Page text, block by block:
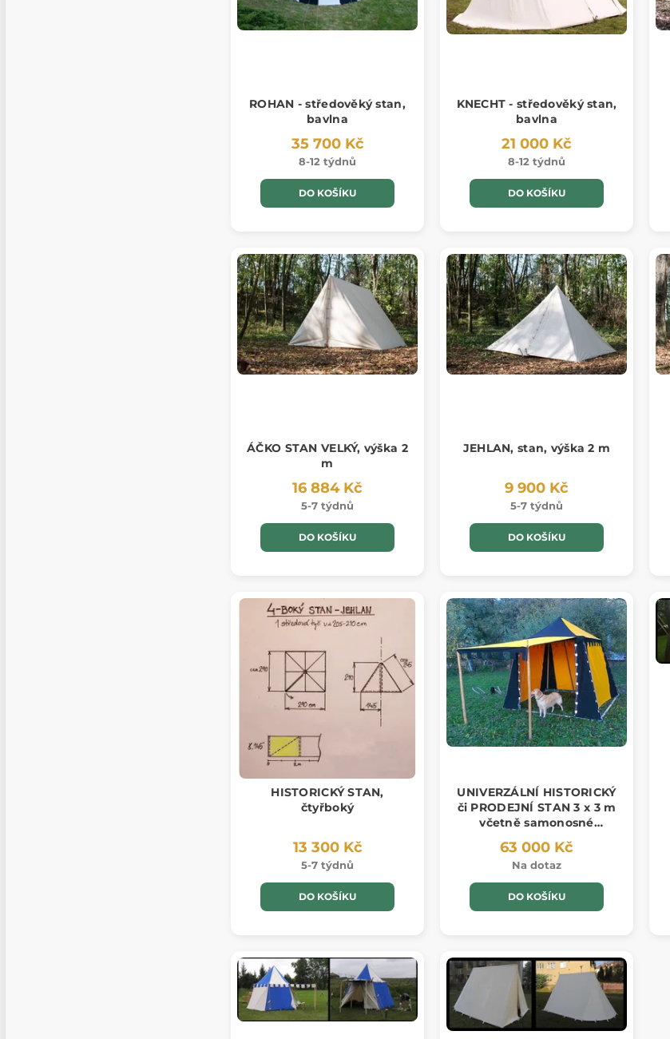
ROHAN - středověký stan,
bavlna
35 700 Kč
8-12 týdnů
DO KOŠÍKU
KNECHT - středověký stan,
bavlna
21 000 Kč
8-12 týdnů
DO KOŠÍKU
ÁČKO STAN VELKÝ, výška 2
m
16 884 Kč
5-7 týdnů
DO KOŠÍKU
JEHLAN, stan, výška 2 m
9 900 Kč
5-7 týdnů
DO KOŠÍKU
HISTORICKÝ STAN,
čtyřboký
13 300 Kč
5-7 týdnů
DO KOŠÍKU
UNIVERZÁLNÍ HISTORICKÝ
či PRODEJNÍ STAN 3 x 3 m
včetně samonosné
konstrukce
63 000 Kč
Na dotaz
DO KOŠÍKU